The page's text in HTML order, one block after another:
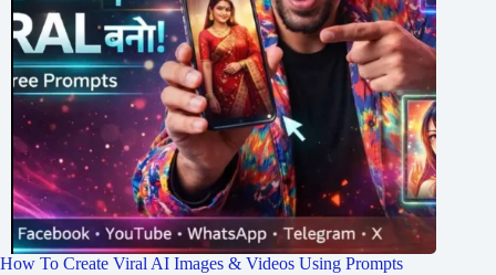
How To Create Viral AI Images & Videos Using Prompts